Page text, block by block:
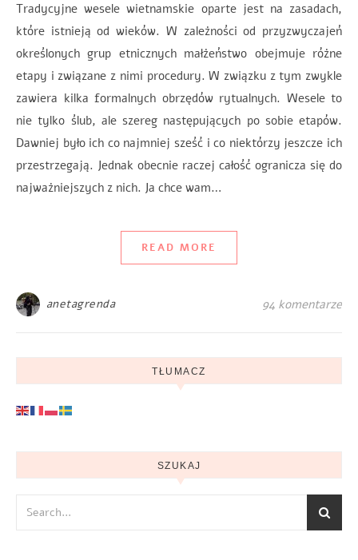
Tradycyjne wesele wietnamskie oparte jest na zasadach,
które istnieją od wieków. W zależności od przyzwyczajeń
określonych grup etnicznych małżeństwo obejmuje różne
etapy i związane z nimi procedury. W związku z tym zwykle
zawiera kilka formalnych obrzędów rytualnych. Wesele to
nie tylko ślub, ale szereg następujących po sobie etapów.
Dawniej było ich co najmniej sześć i co niektórzy jeszcze ich
przestrzegają. Jednak obecnie raczej całość ogranicza się do
najważniejszych z nich. Ja chce wam…
READ MORE
anetagrenda 94 komentarze
TŁUMACZ
SZUKAJ